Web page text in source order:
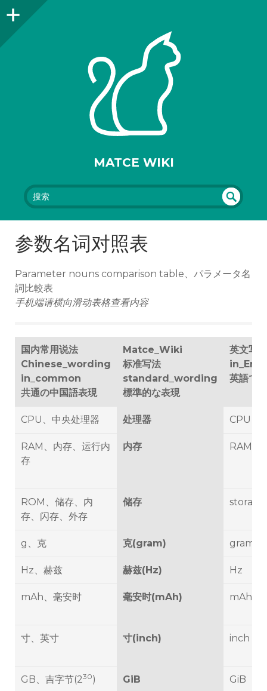
MATCE WIKI
参数名词对照表
Parameter nouns comparison table、パラメータ名
詞比較表
手机端请横向滑动表格查看内容
国内常用说法
Chinese_wording
in_common
共通の中国語表現
Matce_Wiki
标准写法
standard_wording
標準的な表現
英文写法
英語で
CPU、中央处理器 处理器 CPU
RAM、内存、运行内
存
内存 RAM
ROM、储存、内
存、闪存、外存
储存 storage
g、克 克(gram) gram
Hz、赫兹 赫兹(Hz) Hz
mAh、毫安时 毫安时(mAh) mAh
寸、英寸 寸(inch) inch
GB、吉字节(230) GiB GiB